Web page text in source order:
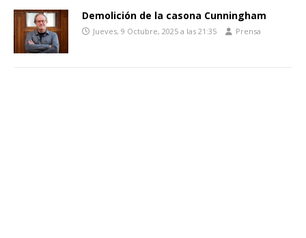
Demolición de la casona Cunningham
Jueves, 9 Octubre, 2025 a las 21:35 Prensa